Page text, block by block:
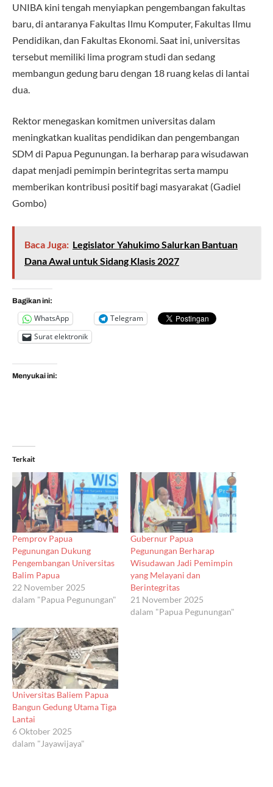
UNIBA kini tengah menyiapkan pengembangan fakultas
baru, di antaranya Fakultas Ilmu Komputer, Fakultas Ilmu
Pendidikan, dan Fakultas Ekonomi. Saat ini, universitas
tersebut memiliki lima program studi dan sedang
membangun gedung baru dengan 18 ruang kelas di lantai
dua.
Rektor menegaskan komitmen universitas dalam
meningkatkan kualitas pendidikan dan pengembangan
SDM di Papua Pegunungan. Ia berharap para wisudawan
dapat menjadi pemimpin berintegritas serta mampu
memberikan kontribusi positif bagi masyarakat (Gadiel
Gombo)
Baca Juga: Legislator Yahukimo Salurkan Bantuan
Dana Awal untuk Sidang Klasis 2027
Bagikan ini:
WhatsApp
Telegram
Surat elektronik
Menyukai ini:
Terkait
Pemprov Papua
Pegunungan Dukung
Pengembangan Universitas
Balim Papua
22 November 2025
dalam "Papua Pegunungan"
Gubernur Papua
Pegunungan Berharap
Wisudawan Jadi Pemimpin
yang Melayani dan
Berintegritas
21 November 2025
dalam "Papua Pegunungan"
Universitas Baliem Papua
Bangun Gedung Utama Tiga
Lantai
6 Oktober 2025
dalam "Jayawijaya"